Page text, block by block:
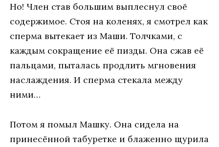
Но! Член став большим выплеснул своё
содержимое. Стоя на коленях, я смотрел как
сперма вытекает из Маши. Толчками, с
каждым сокращение её пизды. Она сжав её
пальцами, пыталась продлить мгновения
наслаждения. И сперма стекала между
ними…
Потом я помыл Машку. Она сидела на
принесённой табуретке и блаженно щурила